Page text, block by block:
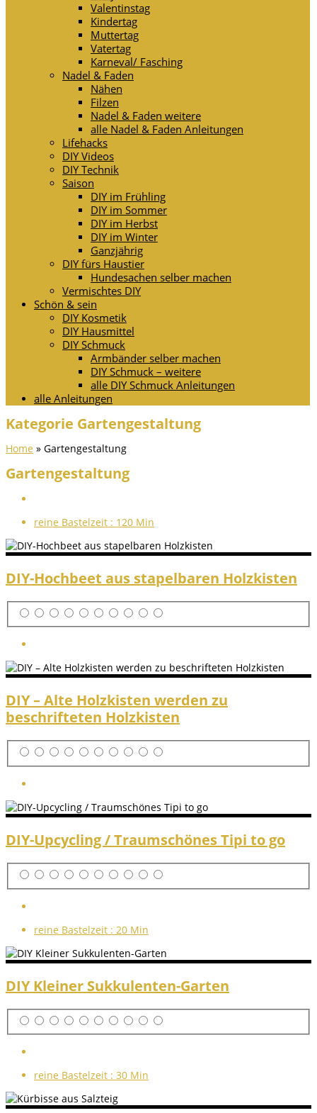
Valentinstag
Kindertag
Muttertag
Vatertag
Karneval/ Fasching
Nadel & Faden
Nähen
Filzen
Nadel & Faden weitere
alle Nadel & Faden Anleitungen
Lifehacks
DIY Videos
DIY Technik
Saison
DIY im Frühling
DIY im Sommer
DIY im Herbst
DIY im Winter
Ganzjährig
DIY fürs Haustier
Hundesachen selber machen
Vermischtes DIY
Schön & sein
DIY Kosmetik
DIY Hausmittel
DIY Schmuck
Armbänder selber machen
DIY Schmuck – weitere
alle DIY Schmuck Anleitungen
alle Anleitungen
Kategorie Gartengestaltung
Home » Gartengestaltung
Gartengestaltung
reine Bastelzeit : 120 Min
DIY-Hochbeet aus stapelbaren Holzkisten
DIY – Alte Holzkisten werden zu
beschrifteten Holzkisten
DIY-Upcycling / Traumschönes Tipi to go
reine Bastelzeit : 20 Min
DIY Kleiner Sukkulenten-Garten
reine Bastelzeit : 30 Min